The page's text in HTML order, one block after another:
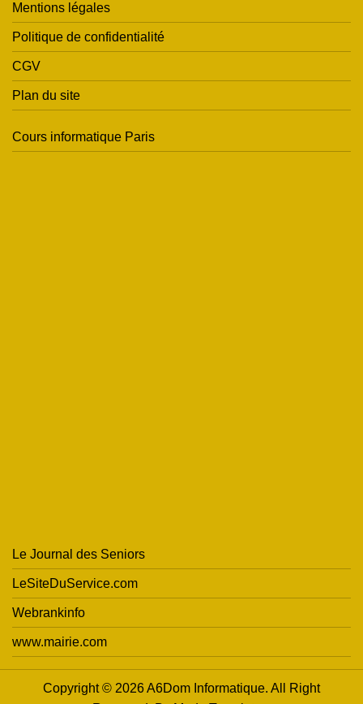
Mentions légales
Politique de confidentialité
CGV
Plan du site
Cours informatique Paris
Le Journal des Seniors
LeSiteDuService.com
Webrankinfo
www.mairie.com
Copyright © 2026 A6Dom Informatique. All Right